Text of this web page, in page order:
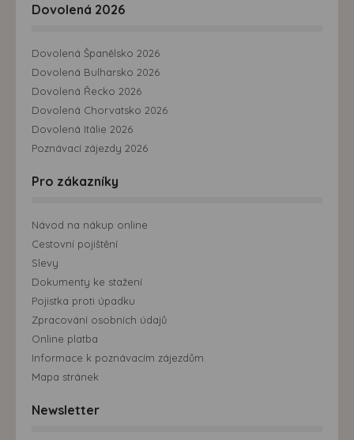
Dovolená 2026
Dovolená Španělsko 2026
Dovolená Bulharsko 2026
Dovolená Řecko 2026
Dovolená Chorvatsko 2026
Dovolená Itálie 2026
Poznávací zájezdy 2026
Pro zákazníky
Návod na nákup online
Cestovní pojištění
Slevy
Dokumenty ke stažení
Pojistka proti úpadku
Zpracování osobních údajů
Online platba
Informace k poznávacím zájezdům
Mapa stránek
Newsletter